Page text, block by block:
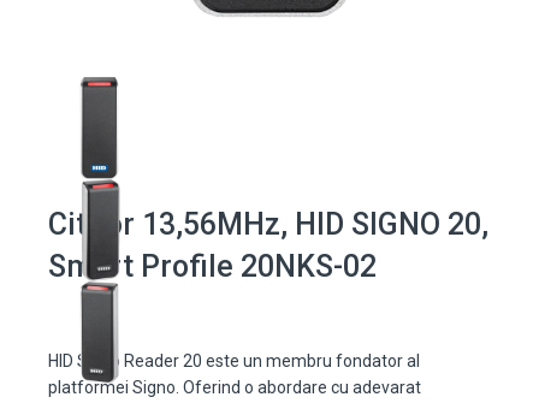
Cititor 13,56MHz, HID SIGNO 20,
Smart Profile 20NKS-02
HID Signo Reader 20 este un membru fondator al
platformei Signo. Oferind o abordare cu adevarat